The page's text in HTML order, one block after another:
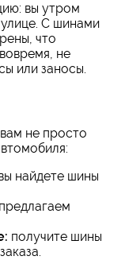
вы утром
С шинами
что
не
или заносы.
не просто
найдете шины
получите шины